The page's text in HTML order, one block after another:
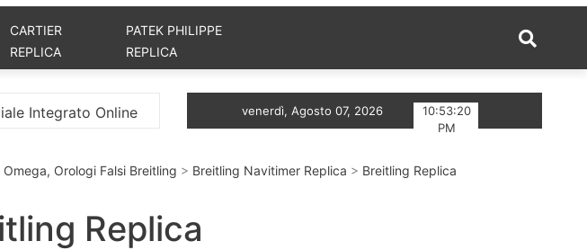
CARTIER
REPLICA
PATEK PHILIPPE
REPLICA
Replica Nuovo TAG Heuer Monaco Chronograph Skeleton Rosa
venerdì, Agosto 07, 2026
10:53:21
PM
Orologi Falsi Breitling > Breitling Navitimer Replica > Breitling Replica
Replica